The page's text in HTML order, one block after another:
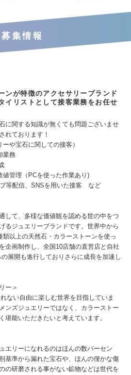
募集情報
ンが特徴のアクセサリーブランド
イリストとして接客業務をお任せ
に関する知識が無くても問題ございませ
れております！
や宝石に関しての接客）
業務
管理（PCを使った作業あり)
等配信、SNSを用いた接客 など
して、多様な価値観を認める世の中をつ
るジュエリーブランドです。世界中から
類以上の天然石・カラーストーンを使っ
企画制作し、全国10店舗の直営店と自社
展開も進行しておりさらに成長を加速し
ー＞
れない自由に楽しむ世界を目指していま
ンズジュエリーではなく、カラーストー
堪能いただきたいと考えています。
エリーになれるのはほんの数パーセン
基準から漏れた宝石や、ほんの僅かな傷
の研磨される事がない鉱物などは世代を